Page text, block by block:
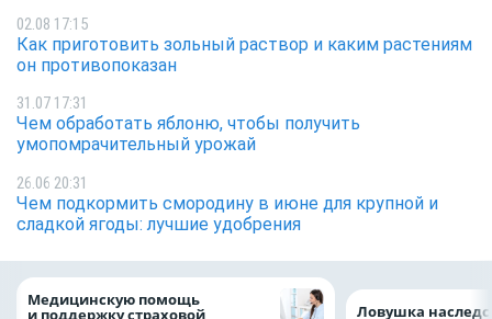
02.08 17:15
Как приготовить зольный раствор и каким растениям
он противопоказан
31.07 17:31
Чем обработать яблоню, чтобы получить
умопомрачительный урожай
26.06 20:31
Чем подкормить смородину в июне для крупной и
сладкой ягоды: лучшие удобрения
Медицинскую помощь
и поддержку страховой Ловушка